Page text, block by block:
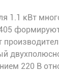
1.1 кВт
220 В